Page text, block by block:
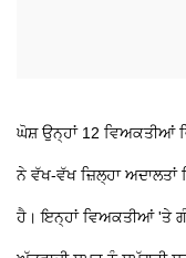
ਘੋਸ਼ ਉਨ੍ਹਾਂ 12 ਵਿਅਕਤੀਆਂ
ਨੇ ਵੱਖ-ਵੱਖ ਜ਼ਿਲ੍ਹਾ ਅਦਾਲਤਾਂ
ਹੈ। ਇਨ੍ਹਾਂ ਵਿਅਕਤੀਆਂ 'ਤੇ